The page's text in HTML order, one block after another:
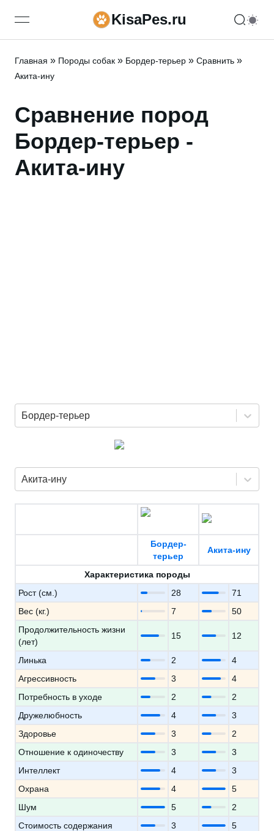
open navigation menuKisaPes.ru
Главная » Породы собак » Бордер-терьер » Сравнить »
Акита-ину
Сравнение пород
Бордер-терьер -
Акита-ину
Бордер-терьер
Акита-ину
Бордер-
терьер
Акита-ину
Характеристика породы
Рост (см.)
28
71
Вес (кг.)
7
50
Продолжительность жизни
(лет)
15 12
Линька 2
4
Агрессивность
3
4
Потребность в уходе
2
2
Дружелюбность
4
3
Здоровье
3
2
Отношение к одиночеству
3
3
Интеллект
4
3
Охрана
4
5
Шум
5
2
Стоимость содержания
3
5